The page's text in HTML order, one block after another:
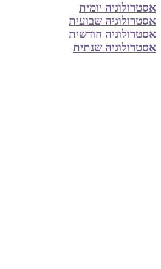
אסטרולוגיה יומית
אסטרולוגיה שבועית
אסטרולוגיה חודשית
אסטרולוגיה שנתית